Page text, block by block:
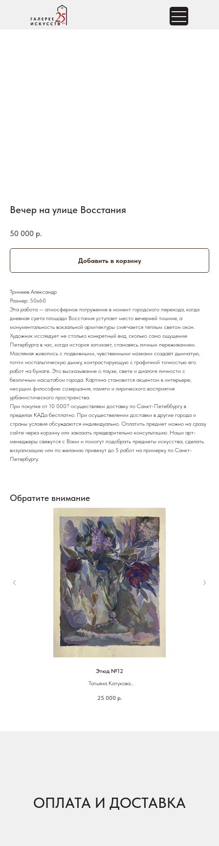
Вечер на улице Восстания
50 000 р.
Добавить в корзину
Тринеев Александр
Размер: 50х60
Эта работа — атмосферное погружение в момент городского перехода, когда
дневная суета площади Восстания уступает место вечерней тишине, а
монументальность вокзальной архитектуры смягчается тёплым светом окон.
Художник исследует не столько конкретный вид, сколько само ощущение
Петербурга в час, когда история затихает, становясь личным переживанием.
Масляная живопись с подвижными, чувственными мазками создаёт дымчатую,
почти ностальгическую дымку, контрастирующую с графичной точностью его
работ на бумаге. Это высказывание о паузе, свете и диалоге личности с
безличным масштабом города. Картина становится акцентом в интерьере,
несущим философию созерцания, памяти и лирического восприятия
урбанистического пространства.
При покупке от 10 000? осуществляем доставку по Санкт-Петеббургу в
пределах КАДа бесплатно. При осуществелении доставки в другие города и
страны условия обсуждаются индивидуально. Оплатить предмет можно на сразу
сайте через корзину или заказать предварительно консультацию. Наши арт-
менеджеры свяжутся с Вами и помогут подобрать предметы искусства, сделать
визуализацию или по желанию привезут до 5 работ на примерку по Санкт-
Петербургу.
Обратите внимание
Этюд №12
Татьяна Катукова
60 х 40 см
25 000 р.
ОПЛАТА И ДОСТАВКА